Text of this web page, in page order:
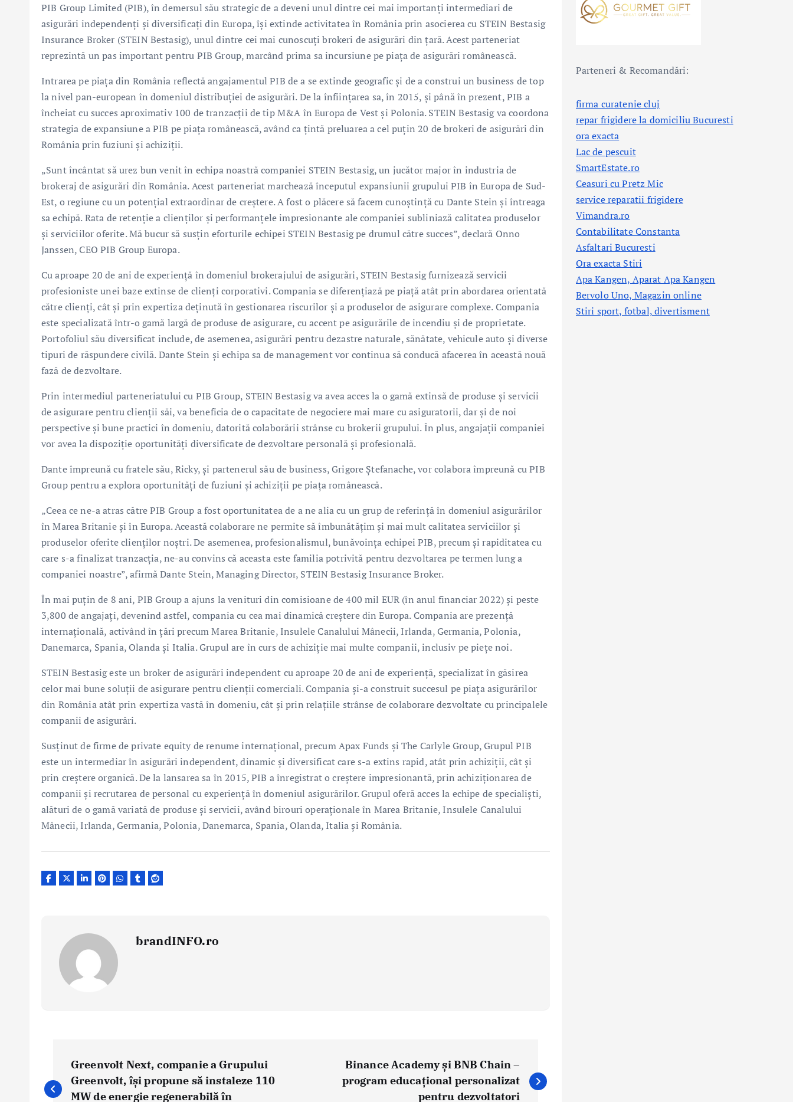
PIB Group Limited (PIB), în demersul său strategic de a deveni unul dintre cei mai importanți intermediari de
asigurări independenți și diversificați din Europa, își extinde activitatea în România prin asocierea cu STEIN Bestasig
Insurance Broker (STEIN Bestasig), unul dintre cei mai cunoscuți brokeri de asigurări din țară. Acest parteneriat
reprezintă un pas important pentru PIB Group, marcând prima sa incursiune pe piața de asigurări românească.
Intrarea pe piața din România reflectă angajamentul PIB de a se extinde geografic și de a construi un business de top
la nivel pan-european în domeniul distribuției de asigurări. De la înființarea sa, în 2015, și până în prezent, PIB a
încheiat cu succes aproximativ 100 de tranzacții de tip M&A în Europa de Vest și Polonia. STEIN Bestasig va coordona
strategia de expansiune a PIB pe piața românească, având ca țintă preluarea a cel puțin 20 de brokeri de asigurări din
România prin fuziuni și achiziții.
„Sunt încântat să urez bun venit în echipa noastră companiei STEIN Bestasig, un jucător major în industria de
brokeraj de asigurări din România. Acest parteneriat marchează începutul expansiunii grupului PIB în Europa de Sud-
Est, o regiune cu un potențial extraordinar de creștere. A fost o plăcere să facem cunoștință cu Dante Stein și întreaga
sa echipă. Rata de retenție a clienților și performanțele impresionante ale companiei subliniază calitatea produselor
și serviciilor oferite. Mă bucur să susțin eforturile echipei STEIN Bestasig pe drumul către succes”, declară Onno
Janssen, CEO PIB Group Europa.
Cu aproape 20 de ani de experiență în domeniul brokerajului de asigurări, STEIN Bestasig furnizează servicii
profesioniste unei baze extinse de clienți corporativi. Compania se diferențiază pe piață atât prin abordarea orientată
către clienți, cât și prin expertiza deținută în gestionarea riscurilor și a produselor de asigurare complexe. Compania
este specializată într-o gamă largă de produse de asigurare, cu accent pe asigurările de incendiu și de proprietate.
Portofoliul său diversificat include, de asemenea, asigurări pentru dezastre naturale, sănătate, vehicule auto și diverse
tipuri de răspundere civilă. Dante Stein și echipa sa de management vor continua să conducă afacerea în această nouă
fază de dezvoltare.
Prin intermediul parteneriatului cu PIB Group, STEIN Bestasig va avea acces la o gamă extinsă de produse și servicii
de asigurare pentru clienții săi, va beneficia de o capacitate de negociere mai mare cu asiguratorii, dar și de noi
perspective și bune practici în domeniu, datorită colaborării strânse cu brokerii grupului. În plus, angajații companiei
vor avea la dispoziție oportunități diversificate de dezvoltare personală și profesională.
Dante împreună cu fratele său, Ricky, și partenerul său de business, Grigore Ștefanache, vor colabora împreună cu PIB
Group pentru a explora oportunități de fuziuni și achiziții pe piața românească.
„Ceea ce ne-a atras către PIB Group a fost oportunitatea de a ne alia cu un grup de referință în domeniul asigurărilor
în Marea Britanie și în Europa. Această colaborare ne permite să îmbunătățim și mai mult calitatea serviciilor și
produselor oferite clienților noștri. De asemenea, profesionalismul, bunăvoința echipei PIB, precum și rapiditatea cu
care s-a finalizat tranzacția, ne-au convins că aceasta este familia potrivită pentru dezvoltarea pe termen lung a
companiei noastre”, afirmă Dante Stein, Managing Director, STEIN Bestasig Insurance Broker.
În mai puțin de 8 ani, PIB Group a ajuns la venituri din comisioane de 400 mil EUR (în anul financiar 2022) și peste
3,800 de angajați, devenind astfel, compania cu cea mai dinamică creștere din Europa. Compania are prezență
internațională, activând în țări precum Marea Britanie, Insulele Canalului Mânecii, Irlanda, Germania, Polonia,
Danemarca, Spania, Olanda și Italia. Grupul are în curs de achiziție mai multe companii, inclusiv pe piețe noi.
STEIN Bestasig este un broker de asigurări independent cu aproape 20 de ani de experiență, specializat în găsirea
celor mai bune soluții de asigurare pentru clienții comerciali. Compania și-a construit succesul pe piața asigurărilor
din România atât prin expertiza vastă în domeniu, cât și prin relațiile strânse de colaborare dezvoltate cu principalele
companii de asigurări.
Susținut de firme de private equity de renume internațional, precum Apax Funds și The Carlyle Group, Grupul PIB
este un intermediar în asigurări independent, dinamic și diversificat care s-a extins rapid, atât prin achiziții, cât și
prin creștere organică. De la lansarea sa în 2015, PIB a înregistrat o creștere impresionantă, prin achiziționarea de
companii și recrutarea de personal cu experiență în domeniul asigurărilor. Grupul oferă acces la echipe de specialiști,
alături de o gamă variată de produse și servicii, având birouri operaționale în Marea Britanie, Insulele Canalului
Mânecii, Irlanda, Germania, Polonia, Danemarca, Spania, Olanda, Italia și România.
brandINFO.ro
v
i
Greenvolt Next, companie a Grupului
Greenvolt, își propune să instaleze 110
MW de energie regenerabilă în
Binance Academy și BNB Chain –
program educațional personalizat
pentru dezvoltatori
Parteneri & Recomandări:
firma curatenie cluj
repar frigidere la domiciliu Bucuresti
ora exacta
Lac de pescuit
SmartEstate.ro
Ceasuri cu Pretz Mic
service reparatii frigidere
Vimandra.ro
Contabilitate Constanta
Asfaltari Bucuresti
Ora exacta Stiri
Apa Kangen, Aparat Apa Kangen
Bervolo Uno, Magazin online
Stiri sport, fotbal,divertisment